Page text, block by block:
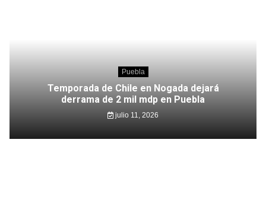
Puebla
Temporada de Chile en Nogada dejará
derrama de 2 mil mdp en Puebla
julio 11, 2026